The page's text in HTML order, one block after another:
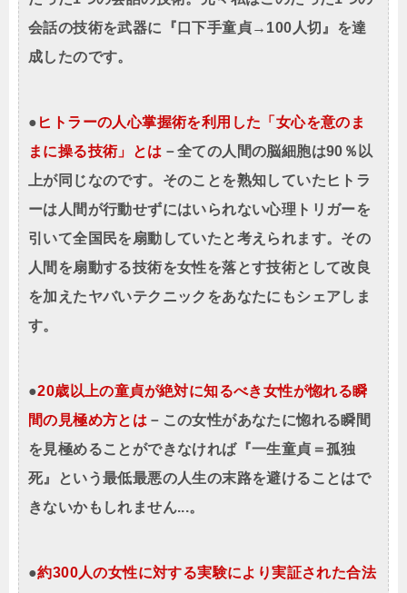
会話の技術を武器に『口下手童貞→100人切』を達
成したのです。
● ヒトラーの人心掌握術を利用した「女心を意のま
まに操る技術」とは －全ての人間の脳細胞は90％以
上が同じなのです。そのことを熟知していたヒトラ
ーは人間が行動せずにはいられない心理トリガーを
引いて全国民を扇動していたと考えられます。その
人間を扇動する技術を女性を落とす技術として改良
を加えたヤバいテクニックをあなたにもシェアしま
す。
●20歳以上の童貞が絶対に知るべき女性が惚れる瞬
間の見極め方とは －この女性があなたに惚れる瞬間
を見極めることができなければ『一生童貞＝孤独
死』という最低最悪の人生の末路を避けることはで
きないかもしれません...。
●約300人の女性に対する実験により実証された合法